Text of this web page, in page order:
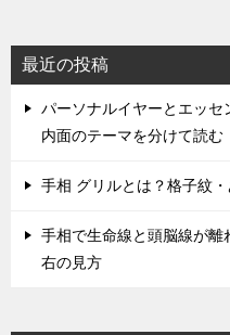
最近の投稿
パーソナルイヤーとエッセ
内面のテーマを分けて読む
手相 グリルとは？格子紋
手相で生命線と頭脳線が
右の見方